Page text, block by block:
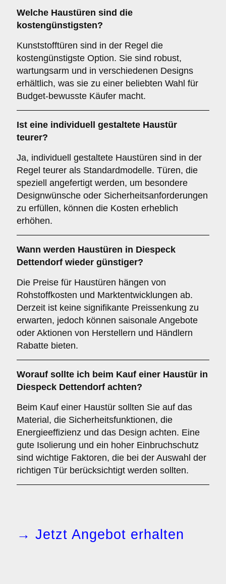
Welche Haustüren sind die
kostengünstigsten?
Kunststofftüren sind in der Regel die
kostengünstigste Option. Sie sind robust,
wartungsarm und in verschiedenen Designs
erhältlich, was sie zu einer beliebten Wahl für
Budget-bewusste Käufer macht.
Ist eine individuell gestaltete Haustür
teurer?
Ja, individuell gestaltete Haustüren sind in der
Regel teurer als Standardmodelle. Türen, die
speziell angefertigt werden, um besondere
Designwünsche oder Sicherheitsanforderungen
zu erfüllen, können die Kosten erheblich
erhöhen.
Wann werden Haustüren in Diespeck
Dettendorf wieder günstiger?
Die Preise für Haustüren hängen von
Rohstoffkosten und Marktentwicklungen ab.
Derzeit ist keine signifikante Preissenkung zu
erwarten, jedoch können saisonale Angebote
oder Aktionen von Herstellern und Händlern
Rabatte bieten.
Worauf sollte ich beim Kauf einer Haustür in
Diespeck Dettendorf achten?
Beim Kauf einer Haustür sollten Sie auf das
Material, die Sicherheitsfunktionen, die
Energieeffizienz und das Design achten. Eine
gute Isolierung und ein hoher Einbruchschutz
sind wichtige Faktoren, die bei der Auswahl der
richtigen Tür berücksichtigt werden sollten.
→ Jetzt Angebot erhalten